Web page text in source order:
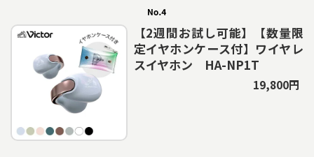
【2週間お試し可能】【数量限
定イヤホンケース付】ワイヤレ
スイヤホン HA-NP1T
19,800円